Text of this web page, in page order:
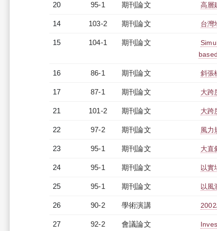
20 95-1 期刊論文 高層
14 103-2 期刊論文 台灣
15 104-1 期刊論文
16 86-1 期刊論文 斜張
17 87-1 期刊論文 大跨
21 101-2 期刊論文 大跨
22 97-2 期刊論文 風
23 95-1 期刊論文 大直
24 95-1 期刊論文 以實
25 95-1 期刊論文 以風
26 90-2 學術演講
27 92-2 會議論文